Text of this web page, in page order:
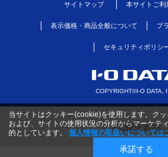
サイトマップ 本サイトご利
表示価格・商品全般について プ
セキュリティポリシ
COPYRIGHT©I-O DATA,
当サイトはクッキー(cookie)を使用します。ク
および、サイトの使用状況の分析からマーケテ
的としています。
個人情報の取扱いについては
承諾する
PC版を表示